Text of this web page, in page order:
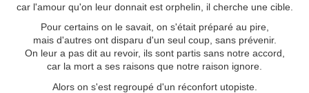
car l'amour qu'on leur donnait est orphelin, il cherche une cible.
Pour certains on le savait, on s'était préparé au pire,
mais d'autres ont disparu d'un seul coup, sans prévenir.
On leur a pas dit au revoir, ils sont partis sans notre accord,
car la mort a ses raisons que notre raison ignore.
Alors on s'est regroupé d'un réconfort utopiste.